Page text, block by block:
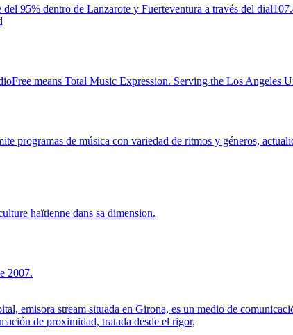
95% dentro de Lanzarote y Fuerteventura a través del
means Total Music Expression. Serving the Los Angeles
programas de música con variedad de ritmos y géneros,
haïtienne dans sa dimension.
2007.
emisora stream situada en Girona, es un medio de
de proximidad, tratada desde el rigor,